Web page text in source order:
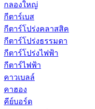
กลองใหญ่
กีตาร์เบส
กีตาร์โปร่งคลาสสิค
กีตาร์โปร่งธรรมดา
กีตาร์โปร่งไฟฟ้า
กีตาร์ไฟฟ้า
คาวเบลล์
คาฮอง
คีย์บอร์ด